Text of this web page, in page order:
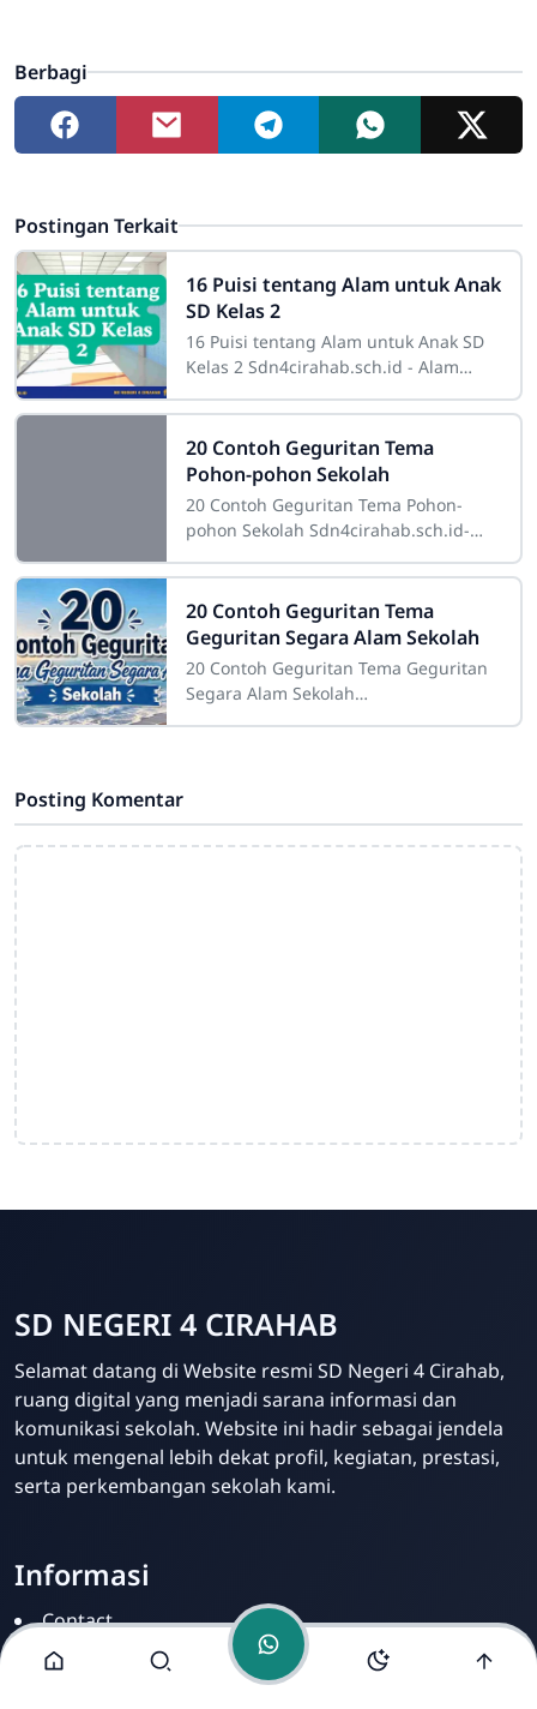
Admin
Online
Berbagi
Postingan Terkait
16 Puisi tentang Alam untuk Anak
SD Kelas 2
16 Puisi tentang Alam untuk Anak SD
Kelas 2 Sdn4cirahab.sch.id - Alam
tak terbatas bagi banyak orang. Bagi
20 Contoh Geguritan Tema
Pohon-pohon Sekolah
20 Contoh Geguritan Tema Pohon-
pohon Sekolah Sdn4cirahab.sch.id-
memiliki peran yang sangat penting.
Tidak hanya
20 Contoh Geguritan Tema
Geguritan Segara Alam Sekolah
20 Contoh Geguritan Tema Geguritan
Segara Alam Sekolah
Posting Komentar
SD NEGERI 4 CIRAHAB
Selamat datang di Website resmi SD Negeri 4 Cirahab,
ruang digital yang menjadi sarana informasi dan
komunikasi sekolah. Website ini hadir sebagai jendela
untuk mengenal lebih dekat profil, kegiatan, prestasi,
serta perkembangan sekolah kami.
Informasi
Contact
Disclamer